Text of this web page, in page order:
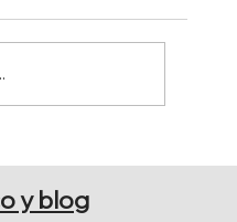
MOCIÓN DE JAVIER
y blog